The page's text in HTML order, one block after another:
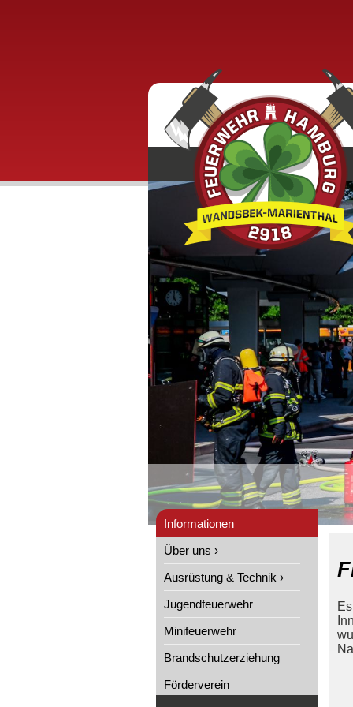
Informationen
Über uns ›
Ausrüstung & Technik ›
Jugendfeuerwehr
Minifeuerwehr
Brandschutzerziehung
Förderverein